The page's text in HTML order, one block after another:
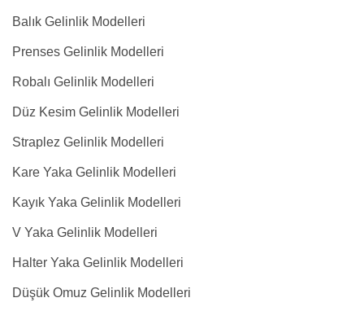
Balık Gelinlik Modelleri
Prenses Gelinlik Modelleri
Robalı Gelinlik Modelleri
Düz Kesim Gelinlik Modelleri
Straplez Gelinlik Modelleri
Kare Yaka Gelinlik Modelleri
Kayık Yaka Gelinlik Modelleri
V Yaka Gelinlik Modelleri
Halter Yaka Gelinlik Modelleri
Düşük Omuz Gelinlik Modelleri